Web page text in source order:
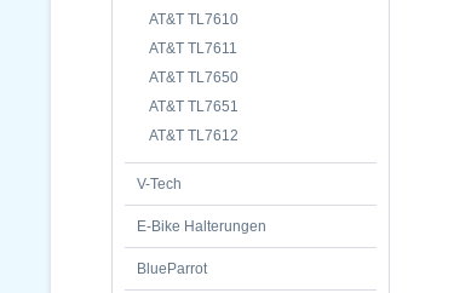
AT&T TL7610
AT&T TL7611
AT&T TL7650
AT&T TL7651
AT&T TL7612
V-Tech
E-Bike Halterungen
BlueParrot